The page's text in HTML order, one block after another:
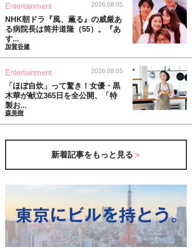
Entertainment 2026.08.05
NHK朝ドラ『風、薫る』の威厳あ
る病院長は筒井道隆（55）。『あ
す...
加賀谷健
Entertainment 2026.08.05
「ほぼ自炊」って驚き！女優・黒
木華が献立365日を全公開、「特
製お...
森美樹
新着記事をもっと見る